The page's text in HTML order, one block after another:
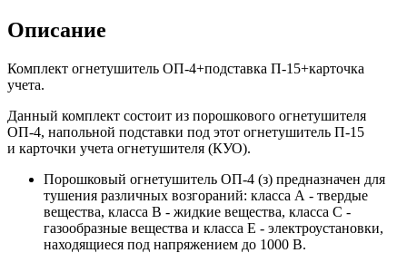
Описание
Комплект огнетушитель ОП-4+подставка П-15+карточка
учета.
Данный комплект состоит из порошкового огнетушителя
ОП-4, напольной подставки под этот огнетушитель П-15
и карточки учета огнетушителя (КУО).
Порошковый огнетушитель ОП-4 (з) предназначен для
тушения различных возгораний: класса А - твердые
вещества, класса В - жидкие вещества, класса С -
газообразные вещества и класса Е - электроустановки,
находящиеся под напряжением до 1000 В.